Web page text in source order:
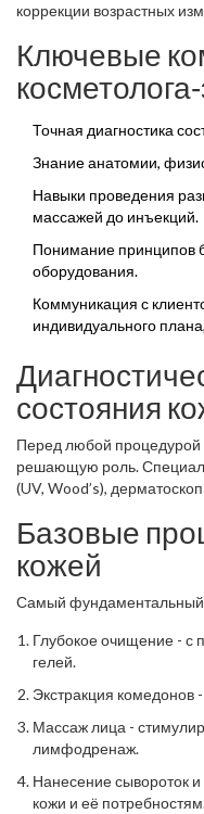
коррекции возрастных
планируете стать таким
Ключевые
Точная диагностика
Знание анатомии,
Навыки проведения
массажей до инъекций.
Понимание принципов
оборудования.
Коммуникация с
индивидуального
состояния
Перед любой процедурой
решающую роль.
(UV, Wood’s),
или акне. На основе этих
Базовые
кожей
Самый фундаментальный
Глубокое очищение -
гелей.
Экстракция комедонов
Массаж лица -
лимфодренаж.
Нанесение сывороток
кожи и её